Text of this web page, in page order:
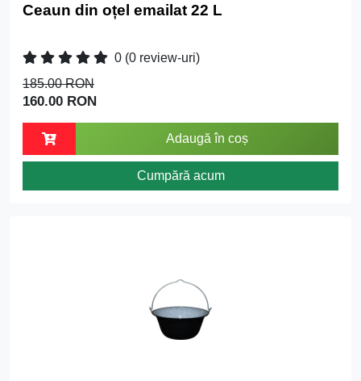
Ceaun din oțel emailat 22 L
0 (0 review-uri)
185.00 RON
160.00 RON
Adaugă în coș
Cumpără acum